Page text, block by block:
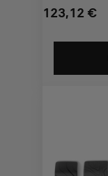
123,12 €
Price
123,12
Quantity
to: